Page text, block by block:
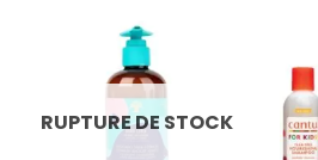
RUPTURE DE STOCK